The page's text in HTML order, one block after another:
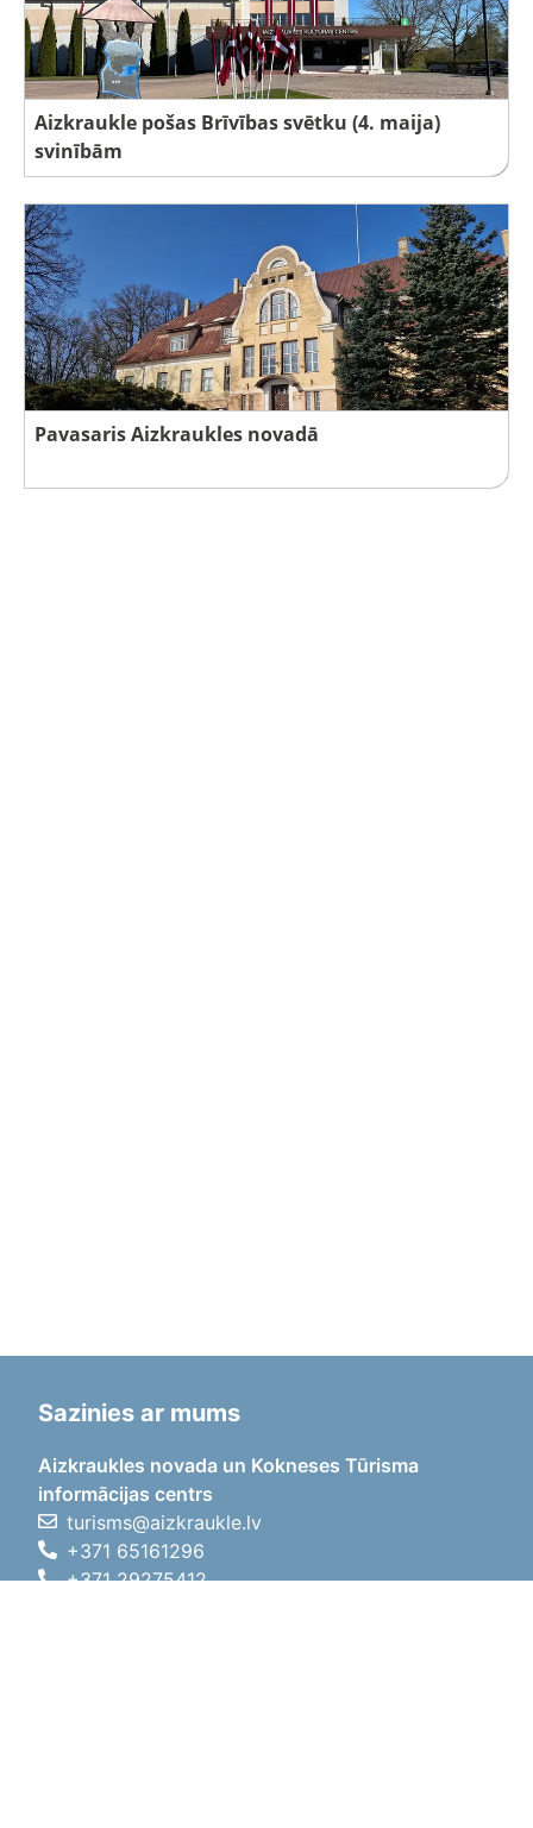
Aizkraukle pošas Brīvības svētku (4. maija)
svinībām
Pavasaris Aizkraukles novadā
Sazinies ar mums
Aizkraukles novada un Kokneses Tūrisma
informācijas centrs
turisms@aizkraukle.lv
+371 65161296
+371 29275412